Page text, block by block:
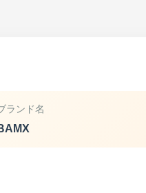
ランド名